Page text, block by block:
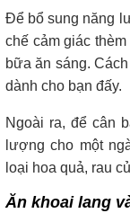
Để bổ sung năng
chế cảm giác
bữa ăn sáng.
dành cho bạn đấy.
Ngoài ra, để cân
lượng cho một
loại hoa quả, rau
Ăn khoai lang